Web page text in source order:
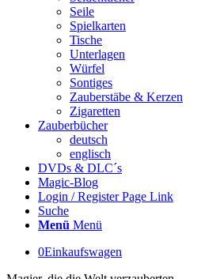
Seile
Spielkarten
Tische
Unterlagen
Würfel
Sontiges
Zauberstäbe & Kerzen
Zigaretten
Zauberbücher
deutsch
englisch
DVDs & DLC´s
Magic-Blog
Login / Register Page Link
Suche
Menü Menü
0Einkaufswagen